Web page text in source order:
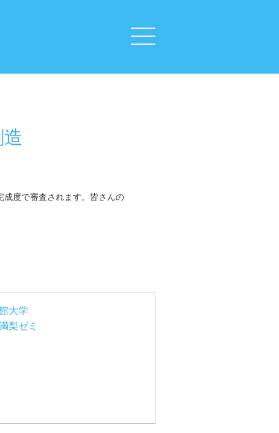
度で審査されます。皆さんの
大学
梨ゼミ